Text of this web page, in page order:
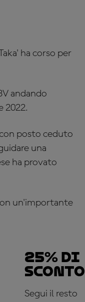
ha corso per
andando
2022.
posto ceduto
una
ha provato
un'importante
25% di
sconto
Segui il resto